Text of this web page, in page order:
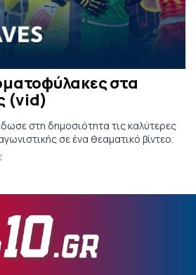
στα
(vid)
στη δημοσιότητα τις καλύτερες
σε ένα θεαματικό βίντεο.